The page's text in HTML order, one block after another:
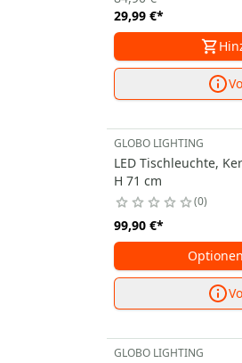
29,99 €*
GLOBO LIGHTING
LED Tischleuchte,
H 71 cm
0
99,90 €*
GLOBO LIGHTING